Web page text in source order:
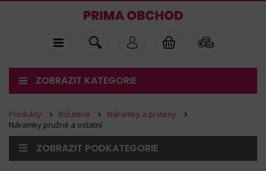
ZOBRAZIT KATEGORIE
Produkty Bižuterie
Náramky a prsteny
Náramky pružné a ostatní
ZOBRAZIT PODKATEGORIE